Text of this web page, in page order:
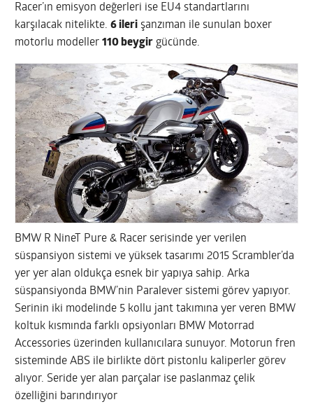
Racer’ın emisyon değerleri ise EU4 standartlarını
karşılacak nitelikte.6 ileri şanzıman ile sunulan boxer
motorlu modeller110 beygir gücünde.
BMW R NineT Pure & Racer serisinde yer verilen
süspansiyon sistemi ve yüksek tasarımı 2015 Scrambler’da
yer yer alan oldukça esnek bir yapıya sahip. Arka
süspansiyonda BMW’nin Paralever sistemi görev yapıyor.
Serinin iki modelinde 5 kollu jant takımına yer veren BMW
koltuk kısmında farklı opsiyonları BMW Motorrad
Accessories üzerinden kullanıcılara sunuyor. Motorun fren
sisteminde ABS ile birlikte dört pistonlu kaliperler görev
alıyor. Seride yer alan parçalar ise paslanmaz çelik
özelliğini barındırıyor